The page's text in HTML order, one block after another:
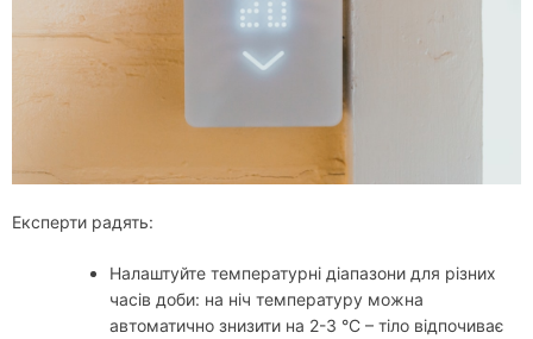
Експерти радять:
Налаштуйте температурні діапазони для різних
часів доби: на ніч температуру можна
автоматично знизити на 2-3 °C – тіло відпочиває